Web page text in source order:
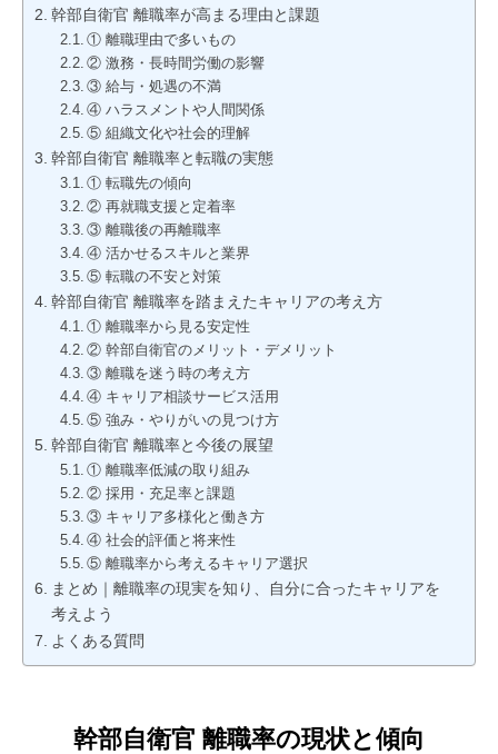
幹部自衛官 離職率が高まる理由と課題
① 離職理由で多いもの
② 激務・長時間労働の影響
③ 給与・処遇の不満
④ ハラスメントや人間関係
⑤ 組織文化や社会的理解
幹部自衛官 離職率と転職の実態
① 転職先の傾向
② 再就職支援と定着率
③ 離職後の再離職率
④ 活かせるスキルと業界
⑤ 転職の不安と対策
幹部自衛官 離職率を踏まえたキャリアの考え方
① 離職率から見る安定性
② 幹部自衛官のメリット・デメリット
③ 離職を迷う時の考え方
④ キャリア相談サービス活用
⑤ 強み・やりがいの見つけ方
幹部自衛官 離職率と今後の展望
① 離職率低減の取り組み
② 採用・充足率と課題
③ キャリア多様化と働き方
④ 社会的評価と将来性
⑤ 離職率から考えるキャリア選択
まとめ｜離職率の現実を知り、自分に合ったキャリアを
考えよう
よくある質問
幹部自衛官 離職率の現状と傾向